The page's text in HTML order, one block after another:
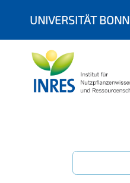
UNIVERSITÄT BONN